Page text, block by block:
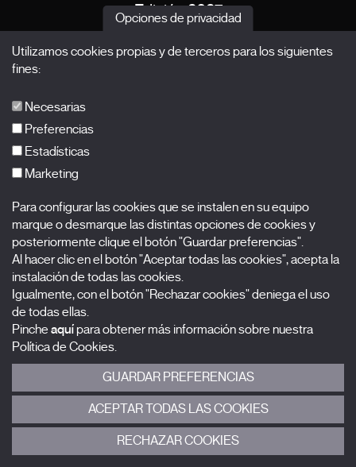
Edición 2027
Acreditaciones
Nombre
Apellidos
Correo electrónico
Selecciona una categoría
0 listas seleccionadas
Acepto términos, condiciones ypolítica de privacidad
Opciones de privacidad
Utilizamos cookies propias y de terceros para los siguientes
fines:
Necesarias
Preferencias
Estadísticas
Marketing
Para configurar las cookies que se instalen en su equipo
marque o desmarque las distintas opciones de cookies y
posteriormente clique el botón "Guardar preferencias".
Al hacer clic en el botón "Aceptar todas las cookies", acepta la
instalación de todas las cookies.
Igualmente, con el botón "Rechazar cookies" deniega el uso
de todas ellas.
Pinche aquí para obtener más información sobre nuestra
Política de Cookies.
GUARDAR PREFERENCIAS
ACEPTAR TODAS LAS COOKIES
RECHAZAR COOKIES